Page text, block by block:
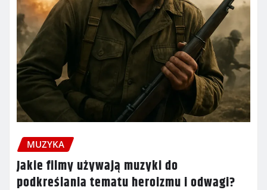
MUZYKA
Jakie filmy używają muzyki do
podkreślania tematu heroizmu i odwagi?